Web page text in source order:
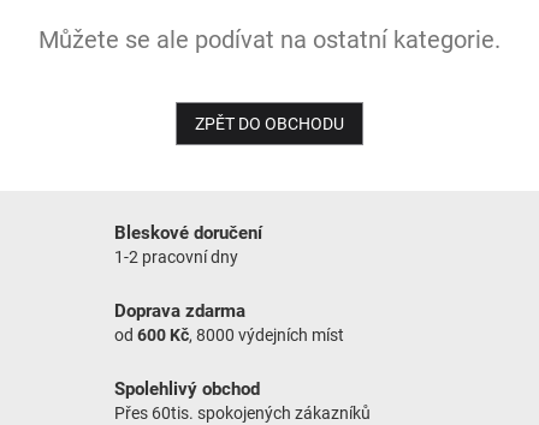
NOVINKY
Můžete se ale podívat na ostatní kategorie.
ZPĚT DO OBCHODU
Bleskové doručení
1-2 pracovní dny
Doprava zdarma
od 600 Kč, 8000 výdejních míst
Spolehlivý obchod
Přes 60tis. spokojených zákazníků